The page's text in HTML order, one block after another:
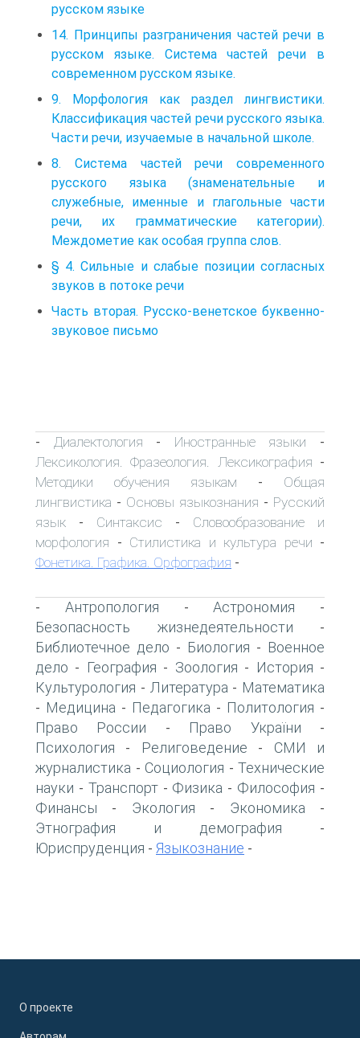
русском языке
14. Принципы разграничения частей речи в
русском языке. Система частей речи в
современном русском языке.
9. Морфология как раздел лингвистики.
Классификация частей речи русского языка.
Части речи, изучаемые в начальной школе.
8. Система частей речи современного
русского языка (знаменательные и
служебные, именные и глагольные части
речи, их грамматические категории).
Междометие как особая группа слов.
§ 4. Сильные и слабые позиции согласных
звуков в потоке речи
Часть вторая. Русско-венетское буквенно-
звуковое письмо
- Диалектология - Иностранные языки -
Лексикология. Фразеология. Лексикография -
Методики обучения языкам - Общая
лингвистика - Основы языкознания - Русский
язык - Синтаксис - Словообразование и
морфология - Стилистика и культура речи -
Фонетика. Графика. Орфография -
- Антропология -Астрономия -
Безопасность жизнедеятельности -
Библиотечное дело - Биология - Военное
дело - География - Зоология - История -
Культурология - Литература - Математика
- Медицина - Педагогика - Политология -
Право России - Право України -
Психология - Религоведение - СМИ и
журналистика - Социология - Технические
науки - Транспорт- Физика - Философия -
Финансы - Экология - Экономика -
Этнография и демография -
Юриспруденция - Языкознание -
О проекте